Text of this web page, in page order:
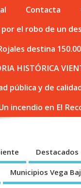
Contacta
el robo de un
destina
HISTÓRICA
pública y de
incendio en El
Destacados
Municipios Vega